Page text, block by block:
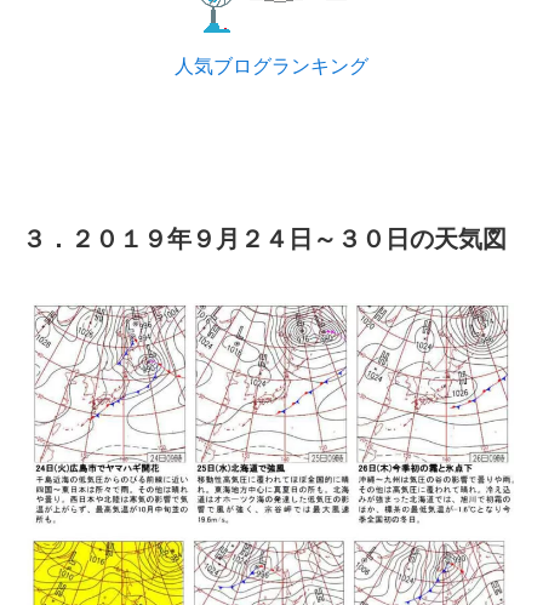
人気ブログランキング
３．２０１９年９月２４日～３０日の天気図